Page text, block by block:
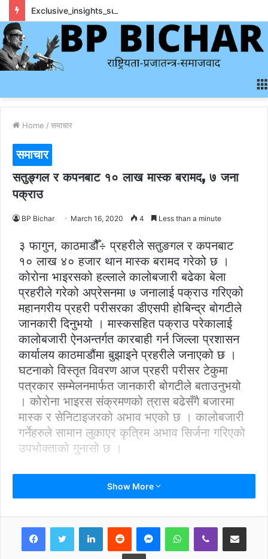
Home / समाचार
समाचार
सतुङ्गल र कपनबाट १० लाख मास्क बरामद, ७ जना
पक्राउ
BP Bichar March 16, 2020 4 Less than a minute
३ फागुन, काठमाडौैँ÷ प्रहरीले सतुङगल र कपनबाट
१० लाख ४० हजार थान मास्क बरामद गरेको छ ।
कोरोना भाइरसको हल्लाले कालोबजारी बढेका बेला
प्रहरीले गरेको अप्रेसनमा ७ जनालाई पक्राउ गरिएको
महानगरीय प्रहरी परीसरका डीएसपी होबिन्द्र बोगटीले
जानकारी दिनुभयो । मास्कसहित पक्राउ परेकालाई
कालोबजारी ऐनअन्तर्गत कारबाही गर्न जिल्ला प्रशासन
कार्यालय काठमाडौंमा बुझाइने प्रहरीले जनाएको छ ।
घटनाको विस्तृत विवरण आज प्रहरी परीसर टेकुमा
पत्रकार सम्मेलनमार्फत जानकारी बोगटीले बताउनुभयो
। कोरोना भाइरस संक्रमणको त्रास बढेसँगै बजारमा
मास्क र सेनिटाइजरको अभाव भएको छ । कालोबजारी
गर्नेहरुले सामान लुकाएर कृत्रिम अभाव सिर्जना गरिएको
उपभोक्ताको गुनासो छ ।
Show More
LinkedInReddit MessengerWhatsAppViber Share via Email
Print